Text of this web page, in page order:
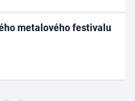
metalového festivalu